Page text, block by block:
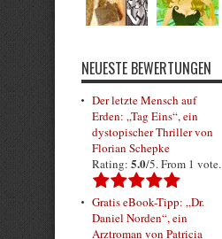
NEUESTE BEWERTUNGEN
Der letzte Mensch auf
Erden: „Tag Eins“, ein
dystopischer Thriller von
Florian Schepke
Rating: 5.0/5. From 1 vote.
Gratis eBook-Tipp: „Dr.
Daniel Norden“, ein
Arztroman von Patricia